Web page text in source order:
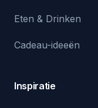
Eten & Drinken
Cadeau-ideeën
Inspiratie